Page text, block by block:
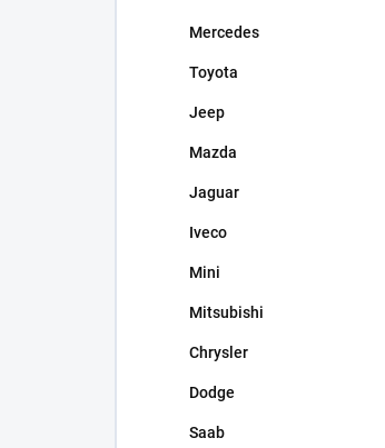
Mercedes
Toyota
Jeep
Mazda
Jaguar
Iveco
Mini
Mitsubishi
Chrysler
Dodge
Saab